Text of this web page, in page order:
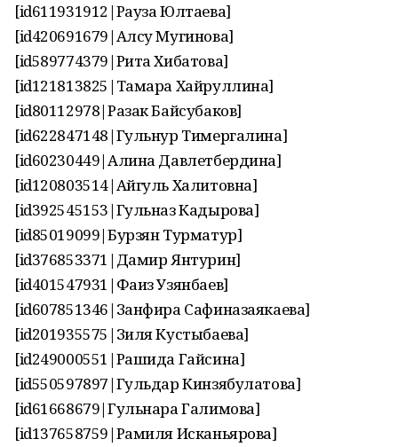
[id611931912|Рауза Юлтаева]
[id420691679|Алсу Мугинова]
[id589774379|Рита Хибатова]
[id121813825|Тамара Хайруллина]
[id80112978|Разак Байсубаков]
[id622847148|Гульнур Тимергалина]
[id60230449|Алина Давлетбердина]
[id120803514|Айгуль Халитовна]
[id392545153|Гульназ Кадырова]
[id85019099|Бурзян Турматур]
[id376853371|Дамир Янтурин]
[id401547931|Фаиз Узянбаев]
[id607851346|Занфира Сафиназаякаева]
[id201935575|Зиля Кустыбаева]
[id249000551|Рашида Гайсина]
[id550597897|Гульдар Кинзябулатова]
[id61668679|Гульнара Галимова]
[id137658759|Рамиля Исканьярова]